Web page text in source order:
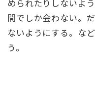
められたりしないよ
間でしか会わない。
ないようにする。な
う。